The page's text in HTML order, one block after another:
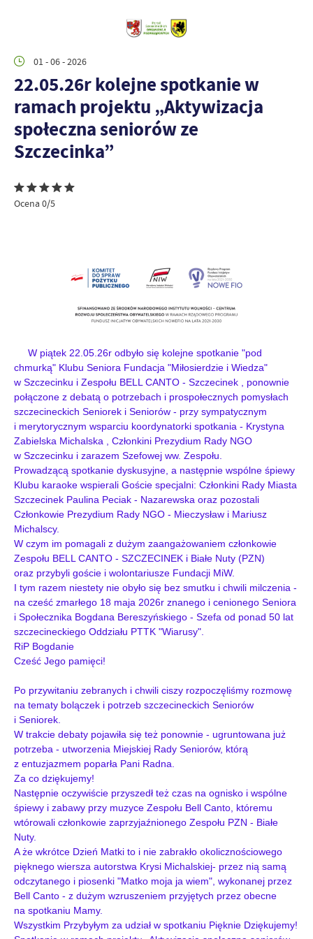
01 - 06 - 2026
22.05.26r kolejne spotkanie w
ramach projektu „Aktywizacja
społeczna seniorów ze
Szczecinka”
Ocena 0/5
W piątek 22.05.26r odbyło się kolejne spotkanie "pod
chmurką" Klubu Seniora Fundacja "Miłosierdzie i Wiedza"
w Szczecinku i Zespołu BELL CANTO - Szczecinek , ponownie
połączone z debatą o potrzebach i prospołecznych pomysłach
szczecineckich Seniorek i Seniorów - przy sympatycznym
i merytorycznym wsparciu koordynatorki spotkania - Krystyna
Zabielska Michalska , Członkini Prezydium Rady NGO
w Szczecinku i zarazem Szefowej ww. Zespołu.
Prowadzącą spotkanie dyskusyjne, a następnie wspólne śpiewy
Klubu karaoke wspierali Goście specjalni: Członkini Rady Miasta
Szczecinek Paulina Peciak - Nazarewska oraz pozostali
Członkowie Prezydium Rady NGO - Mieczysław i Mariusz
Michalscy.
W czym im pomagali z dużym zaangażowaniem członkowie
Zespołu BELL CANTO - SZCZECINEK i Białe Nuty (PZN)
oraz przybyli goście i wolontariusze Fundacji MiW.
I tym razem niestety nie obyło się bez smutku i chwili milczenia -
na cześć zmarłego 18 maja 2026r znanego i cenionego Seniora
i Społecznika Bogdana Bereszyńskiego - Szefa od ponad 50 lat
szczecineckiego Oddziału PTTK "Wiarusy".
RiP Bogdanie
Cześć Jego pamięci!
Po przywitaniu zebranych i chwili ciszy rozpoczęliśmy rozmowę
na tematy bolączek i potrzeb szczecineckich Seniorów
i Seniorek.
W trakcie debaty pojawiła się też ponownie - ugruntowana już
potrzeba - utworzenia Miejskiej Rady Seniorów, którą
z entuzjazmem poparła Pani Radna.
Za co dziękujemy!
Następnie oczywiście przyszedł też czas na ognisko i wspólne
śpiewy i zabawy przy muzyce Zespołu Bell Canto, któremu
wtórowali członkowie zaprzyjaźnionego Zespołu PZN - Białe
Nuty.
A że wkrótce Dzień Matki to i nie zabrakło okolicznościowego
pięknego wiersza autorstwa Krysi Michalskiej- przez nią samą
odczytanego i piosenki "Matko moja ja wiem", wykonanej przez
Bell Canto - z dużym wzruszeniem przyjętych przez obecne
na spotkaniu Mamy.
Wszystkim Przybyłym za udział w spotkaniu Pięknie Dziękujemy!